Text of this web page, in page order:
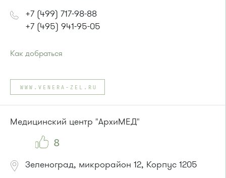
+7 (499) 717-98-88
+7 (495) 941-95-05
Как добраться
Автобусы № 14, 17, 18, 19, 20, 357, 374, 400к, 495, 497.
Маршрутка № 164, 417м, 419м, 479м, 495, 497
или до остановки"Школа искусств":
Маршрутка № 164, 417м, 419м, 476м, 479м
WWW.VENERA-ZEL.RU
Медицинский центр "АрхиМЕД"
8
Зеленоград, микрорайон 12, Корпус 1205